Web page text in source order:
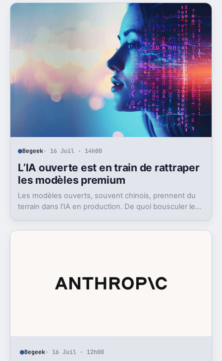
Begeek· 16 Juil · 14h00
L’IA ouverte est en train de rattraper
les modèles premium
Les modèles ouverts, souvent chinois, prennent du
terrain dans l’IA en production. De quoi bousculer le
Begeek· 16 Juil · 12h00